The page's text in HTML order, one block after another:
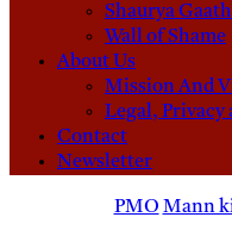
Shaurya
Wall of Shame
About Us
Mission And
Legal, Privacy
Contact
Newsletter
PMO Mann